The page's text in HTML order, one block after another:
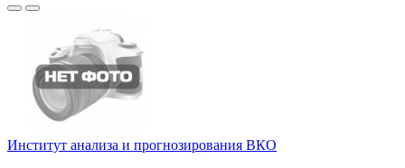
Институт анализа и прогнозирования ВКО